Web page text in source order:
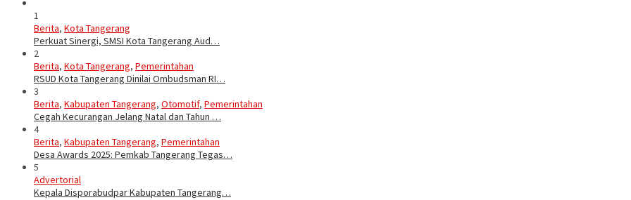
1
Berita, Kota Tangerang
Perkuat Sinergi, SMSI Kota Tangerang Aud…
2
Berita, Kota Tangerang, Pemerintahan
RSUD Kota Tangerang Dinilai Ombudsman RI…
3
Berita, Kabupaten Tangerang, Otomotif, Pemerintahan
Cegah Kecurangan Jelang Natal dan Tahun …
4
Berita, Kabupaten Tangerang, Pemerintahan
Desa Awards 2025: Pemkab Tangerang Tegas…
5
Advertorial
Kepala Disporabudpar Kabupaten Tangerang…